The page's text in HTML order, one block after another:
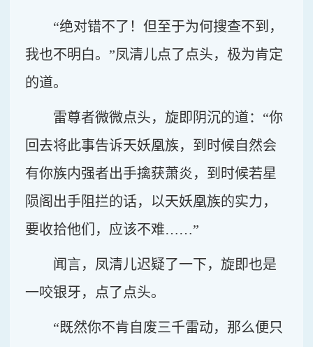
“绝对错不了！但至于为何搜查不到，
我也不明白。”凤清儿点了点头，极为肯定
的道。
雷尊者微微点头，旋即阴沉的道：“你
回去将此事告诉天妖凰族，到时候自然会
有你族内强者出手擒获萧炎，到时候若星
陨阁出手阻拦的话，以天妖凰族的实力，
要收拾他们，应该不难……”
闻言，凤清儿迟疑了一下，旋即也是
一咬银牙，点了点头。
“既然你不肯自废三千雷动，那么便只